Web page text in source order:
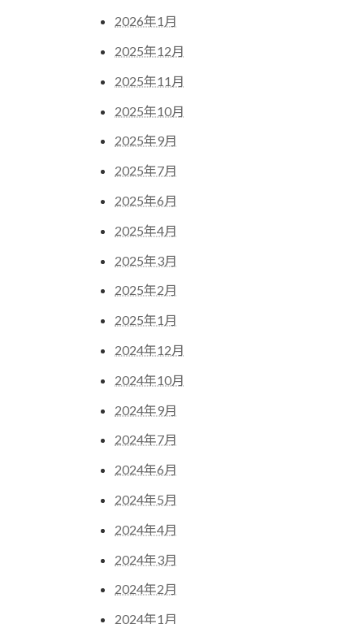
2026年1月
2025年12月
2025年11月
2025年10月
2025年9月
2025年7月
2025年6月
2025年4月
2025年3月
2025年2月
2025年1月
2024年12月
2024年10月
2024年9月
2024年7月
2024年6月
2024年5月
2024年4月
2024年3月
2024年2月
2024年1月